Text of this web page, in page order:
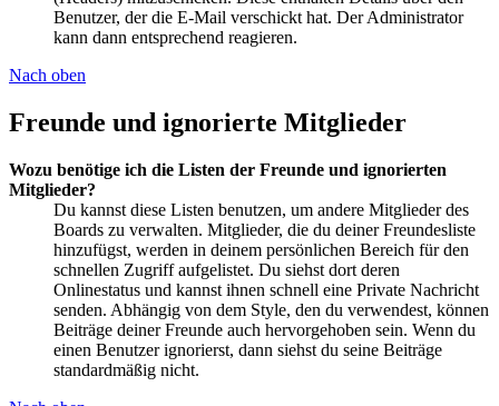
Benutzer, der die E-Mail verschickt hat. Der Administrator
kann dann entsprechend reagieren.
Nach oben
Freunde und ignorierte Mitglieder
Wozu benötige ich die Listen der Freunde und ignorierten
Mitglieder?
Du kannst diese Listen benutzen, um andere Mitglieder des
Boards zu verwalten. Mitglieder, die du deiner Freundesliste
hinzufügst, werden in deinem persönlichen Bereich für den
schnellen Zugriff aufgelistet. Du siehst dort deren
Onlinestatus und kannst ihnen schnell eine Private Nachricht
senden. Abhängig von dem Style, den du verwendest, können
Beiträge deiner Freunde auch hervorgehoben sein. Wenn du
einen Benutzer ignorierst, dann siehst du seine Beiträge
standardmäßig nicht.